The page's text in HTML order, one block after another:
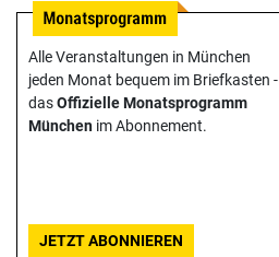
Alle Veranstaltungen in München
jeden Monat bequem im Briefkasten -
dasOffizielle Monats­programm
München im Abonnement.
JETZT ABONNIEREN